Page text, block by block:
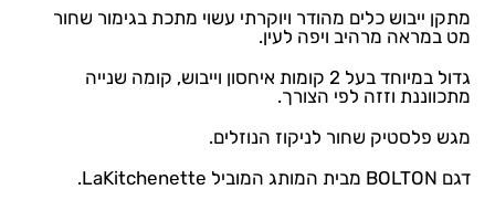
מתקן ייבוש כלים מהודר ויוקרתי עשוי מתכת בגימור שחור
מט במראה מרהיב ויפה לעין.
גדול במיוחד בעל 2 קומות איחסון וייבוש, קומה שנייה
מתכווננת וזזה לפי הצורך.
מגש פלסטיק שחור לניקוז הנוזלים.
דגם BOLTON מבית המותג המוביל LaKitchenette.